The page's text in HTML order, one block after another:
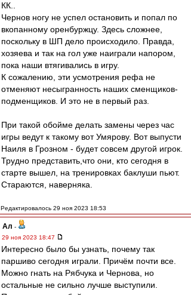
КК..
Чернов ногу не успел остановить и попал по
вкопанному оренбуржцу. Здесь сложнее,
поскольку в ШП дело происходило. Правда,
хозяева и так на гол уже наиграли напором,
пока наши втягивались в игру.
К сожалению, эти усмотрения рефа не
отменяют несыгранность наших сменщиков-
подменщиков. И это не в первый раз.
При такой обойме делать замены через час
игры ведут к такому вот Умярову. Вот выпусти
Наиля в Грозном - будет совсем другой игрок.
Трудно представить,что они, кто сегодня в
старте вышел, на тренировках баклуши пьют.
Стараются, наверняка.
Редактировалось 29 ноя 2023 18:53
Ал -
29 ноя 2023 18:47
Интересно было бы узнать, почему так
паршиво сегодня играли. Причём почти все.
Можно гнать на Рябчука и Чернова, но
остальные не сильно лучше выступили.